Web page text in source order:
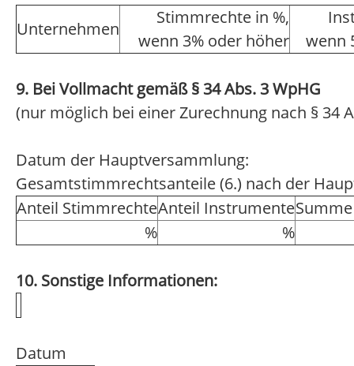
Unternehmen
Stimmrechte in %,
wenn 3% oder höher
wenn
9. Bei Vollmacht gemäß § 34 Abs. 3 WpHG
(nur möglich bei einer Zurechnung nach § 34
Datum der Hauptversammlung:
Gesamtstimmrechtsanteile (6.) nach der
Anteil StimmrechteAnteil Instrumente
%
%
10. Sonstige Informationen:
Datum